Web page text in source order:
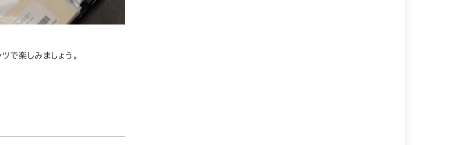
で楽しみましょう。